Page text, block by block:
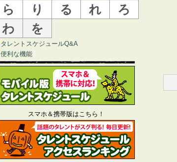
ら
り る れ
ろ
わ
を
タレントスケジュールQ&A
便利な機能
スマホ＆携帯版はこちら！